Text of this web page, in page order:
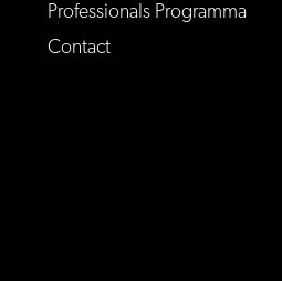
Professionals Programma
Contact
7j0UGw